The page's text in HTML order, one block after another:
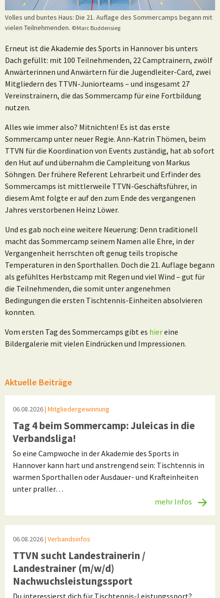
Volles und buntes Haus: Die 21. Auflage des Sommercamps begann mit
vielen Teilnehmenden. ©Marc Buddensieg
Erneut ist die Akademie des Sports in Hannover bis unters
Dach gefüllt: mit 100 Teilnehmenden, 22 Camptrainern, zwölf
Anwärterinnen und Anwärtern für die Jugendleiter-Card, zwei
Mitgliedern des TTVN-Juniorteams – und insgesamt 27
Vereinstrainern, die das Sommercamp für eine Fortbildung
nutzen.
Alles wie immer also? Mitnichten! Es ist das erste
Sommercamp unter neuer Regie. Ann-Katrin Thömen, beim
TTVN für die Koordination von Events zuständig, hat ab sofort
den Hut auf und übernahm die Campleitung von Markus
Söhngen. Der frühere Referent Lehrarbeit und Erfinder des
Sommercamps ist mittlerweile TTVN-Geschäftsführer, in
diesem Amt folgte er auf den zum Ende des vergangenen
Jahres verstorbenen Heinz Löwer.
Und es gab noch eine weitere Neuerung: Denn traditionell
macht das Sommercamp seinem Namen alle Ehre, in der
Vergangenheit herrschten oft genug teils tropische
Temperaturen in den Sporthallen. Doch die 21. Auflage begann
als gefühltes Herbstcamp mit Regen und viel Wind – gut für
die Teilnehmenden, die somit unter angenehmen
Bedingungen die ersten Tischtennis-Einheiten absolvieren
konnten.
Vom ersten Tag des Sommercamps gibt es hiereine
Bildergalerie mit vielen Eindrücken und Impressionen.
Aktuelle Beiträge
06.08.2026| Mitgliedergewinnung
Tag 4 beim Sommercamp: Juleicas in die
Verbandsliga!
So eine Campwoche in der Akademie des Sports in
Hannover kann hart und anstrengend sein: Tischtennis in
warmen Sporthallen oder Ausdauer- und Krafteinheiten
unter praller…
mehr Infos
06.08.2026| Verbandsinfos
TTVN sucht Landestrainerin /
Landestrainer (m/w/d)
Nachwuchsleistungssport
Du interessierst dich für Tischtennis-Leistungssport?